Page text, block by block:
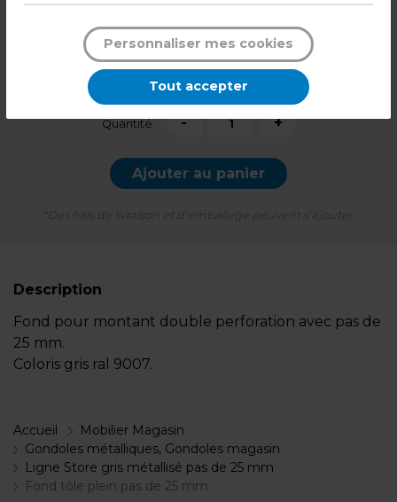
4,74€ TTC*
l'unité
Quantité - +
Ajouter au panier
Description
Fond pour montant double perforation avec pas de
25 mm.
Coloris gris ral 9007.
Accueil
Mobilier Magasin
Gondoles métalliques, Gondoles magasin
Ligne Store gris métallisé pas de 25 mm
Fond tôle plein pas de 25 mm
Personnaliser mes cookies
Tout accepter